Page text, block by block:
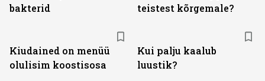
bakterid
teistest kõrgemale?
Kiudained on menüü
olulisim koostisosa
Kui palju kaalub
luustik?